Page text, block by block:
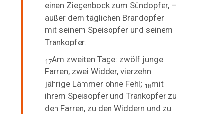
einen Ziegenbock zum Sündopfer, –
außer dem täglichen Brandopfer
mit seinem Speisopfer und seinem
Trankopfer.
17Am zweiten Tage: zwölf junge
Farren, zwei Widder, vierzehn
jährige Lämmer ohne Fehl; 18mit
ihrem Speisopfer und Trankopfer zu
den Farren, zu den Widdern und zu